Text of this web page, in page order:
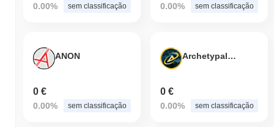
0.00% sem classificação 0.00% sem classificação
ANON
0 €
0.00% sem classificação
Archetypal Network
0 €
0.00% sem classificação